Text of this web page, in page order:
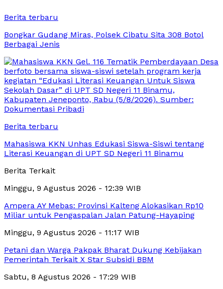
Berita terbaru
Bongkar Gudang Miras, Polsek Cibatu Sita 308 Botol
Berbagai Jenis
Berita terbaru
Mahasiswa KKN Unhas Edukasi Siswa-Siswi tentang
Literasi Keuangan di UPT SD Negeri 11 Binamu
Berita Terkait
Minggu, 9 Agustus 2026 - 12:39 WIB
Ampera AY Mebas: Provinsi Kalteng Alokasikan Rp10
Miliar untuk Pengaspalan Jalan Patung-Hayaping
Minggu, 9 Agustus 2026 - 11:17 WIB
Petani dan Warga Pakpak Bharat Dukung Kebijakan
Pemerintah Terkait X Star Subsidi BBM
Sabtu, 8 Agustus 2026 - 17:29 WIB